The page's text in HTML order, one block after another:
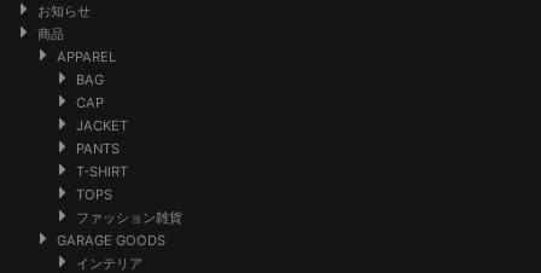
お知らせ
商品
APPAREL
BAG
CAP
JACKET
PANTS
T-SHIRT
TOPS
ファッション雑貨
GARAGE GOODS
インテリア